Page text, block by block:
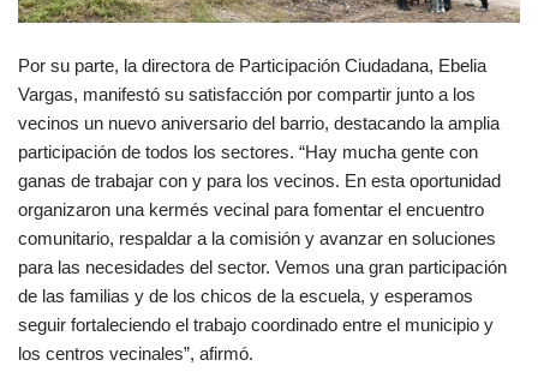
Por su parte, la directora de Participación Ciudadana, Ebelia
Vargas, manifestó su satisfacción por compartir junto a los
vecinos un nuevo aniversario del barrio, destacando la amplia
participación de todos los sectores. “Hay mucha gente con
ganas de trabajar con y para los vecinos. En esta oportunidad
organizaron una kermés vecinal para fomentar el encuentro
comunitario, respaldar a la comisión y avanzar en soluciones
para las necesidades del sector. Vemos una gran participación
de las familias y de los chicos de la escuela, y esperamos
seguir fortaleciendo el trabajo coordinado entre el municipio y
los centros vecinales”, afirmó.